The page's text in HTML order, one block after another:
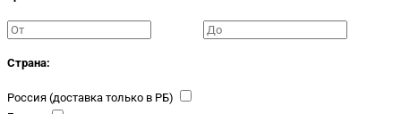
Страна:
Россия (доставка только в РБ)